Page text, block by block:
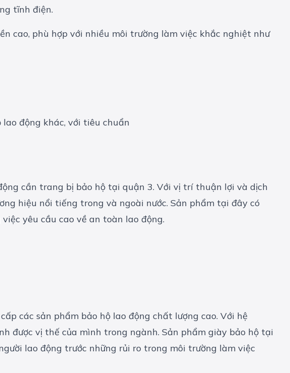
tĩnh điện.
cao, phù hợp với nhiều môi trường làm việc khắc nghiệt như
cần trang bị bảo hộ tại quận 3. Với vị trí thuận lợi và dịch
hiệu nổi tiếng trong và ngoài nước. Sản phẩm tại đây có
yêu cầu cao về an toàn lao động.
các sản phẩm bảo hộ lao động chất lượng cao. Với hệ
được vị thế của mình trong ngành. Sản phẩm giày bảo hộ tại
lao động trước những rủi ro trong môi trường làm việc